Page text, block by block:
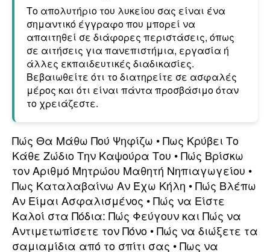
Το απολυτήριο του λυκείου σας είναι ένα
σημαντικό έγγραφο που μπορεί να
απαιτηθεί σε διάφορες περιστάσεις, όπως
σε αιτήσεις για πανεπιστήμια, εργασία ή
άλλες εκπαιδευτικές διαδικασίες.
Βεβαιωθείτε ότι το διατηρείτε σε ασφαλές
μέρος και ότι είναι πάντα προσβάσιμο όταν
το χρειάζεστε.
Πώς Θα Μάθω Πού Ψηφίζω •Πως Κρύβει Το
Κάθε Ζώδιο Την Καψούρα Του •Πώς Βρίσκω
τον Αριθμό Μητρώου Μαθητή Νηπιαγωγείου •
Πως Καταλαβαίνω Αν Έχω Κήλη •Πώς Βλέπω
Αν Είμαι Ασφαλισμένος •Πώς να Είστε
Καλοί στα Πόδια: Πώς Φεύγουν και Πώς να
Αντιμετωπίσετε τον Πόνο •Πώς να διώξετε τα
σαμιαμίδια από το σπίτι σας •Πως να